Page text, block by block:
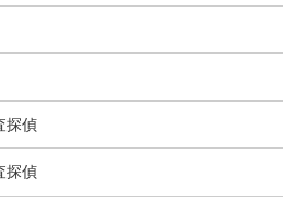
古屋
じめ相談、小学生、中学生、高校生
探偵
探偵